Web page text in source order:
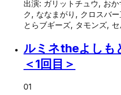
出演: ガリットチュウ, お
ク, ななまがり, クロスバ
とらブギーズ, タモンズ,
ルミネtheよしも
＜1回目＞
01